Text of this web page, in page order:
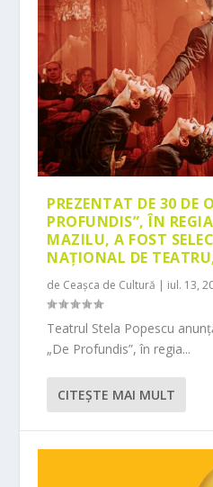
PREZENTAT DE 30 DE
PROFUNDIS”, ÎN
MAZILU, A FOST
NAȚIONAL DE
de Ceașca de Cultură | iul. 13,
Teatrul Stela Popescu
„De Profundis”, în regia...
CITEŞTE MAI MULT